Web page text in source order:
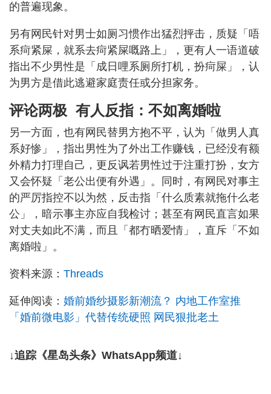
的普遍现象。
另有网民针对男士如厕习惯作出猛烈抨击，质疑「唔
系疴紧屎，就系去疴紧屎嘅路上」，更有人一语道破
指出不少男性是「成日哩系厕所打机，扮疴屎」，认
为男方是借此逃避家庭责任或分担家务。
评论两极 有人反指：不如离婚啦
另一方面，也有网民替男方抱不平，认为「做男人真
系好惨」，指出男性为了外出工作赚钱，已经没有额
外精力打理自己，更反讽若男性过于注重打扮，女方
又会怀疑「老公出便有外遇」。同时，有网民对事主
的严厉指控不以为然，反击指「什么质素就拖什么老
公」，暗示事主亦应自我检讨；甚至有网民直言如果
对丈夫如此不满，而且「都冇晒爱情」，直斥「不如
离婚啦」。
资料来源： Threads
延伸阅读： 婚前婚纱摄影新潮流？ 内地工作室推
「婚前微电影」代替传统硬照 网民狠批老土
↓追踪《星岛头条》WhatsApp频道↓